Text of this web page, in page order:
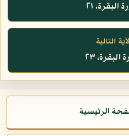
البقرة، ٢١
التالية
٢٣
الرئيسية